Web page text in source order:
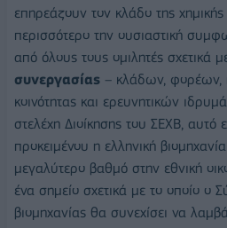
επηρεάζουν τον κλάδο της
περισσότερο την ουσιαστική
από όλους τους ομιλητές σχετικά
συνεργασίας – κλάδων, φορέων,
κοινότητας και ερευνητικών
στελέχη Διοίκησης του ΣΕΧΒ, αυτό
προκειμένου η ελληνική
μεγαλύτερο βαθμό στην εθνική
ένα σημείο σχετικά με το οποίο ο
βιομηχανίας θα συνεχίσει να